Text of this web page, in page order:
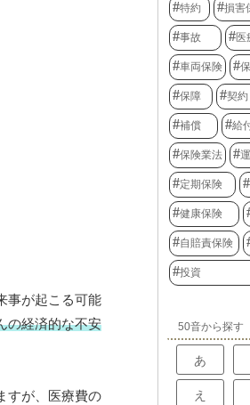
事が起こる可能
の経済的な不安
すが、医療費の
特約 損害
事故 医
車両保険
保障 契約
補償 給
保険業法
定期保険
健康保険
自賠責保険
投資
50音から探す
あ
え